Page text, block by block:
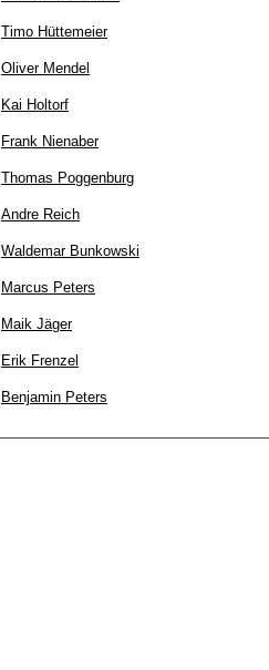
Timo Hüttemeier
Oliver Mendel
Kai Holtorf
Frank Nienaber
Thomas Poggenburg
Andre Reich
Waldemar Bunkowski
Marcus Peters
Maik Jäger
Erik Frenzel
Benjamin Peters